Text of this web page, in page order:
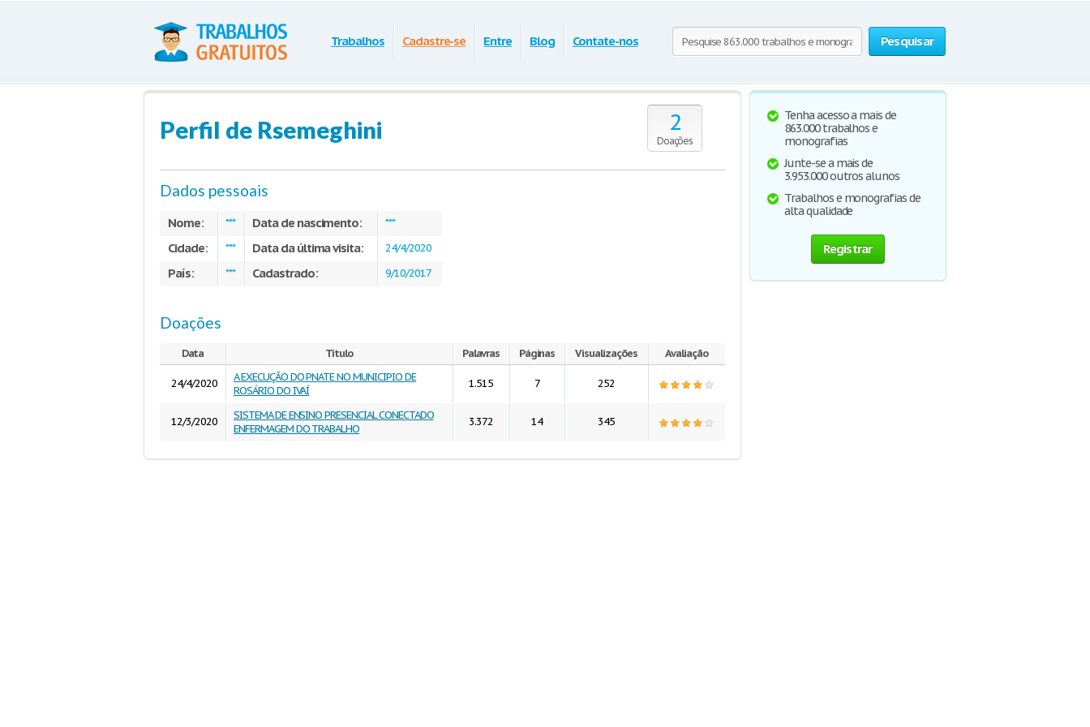
Pesquisar
Trabalhos Cadastre-se Entre Blog Contate-nos
2
Doações
Perfil de Rsemeghini
Dados pessoais
Nome: *** Data de nascimento: ***
Cidade: *** Data da última visita: 24/4/2020
País: *** Cadastrado: 9/10/2017
Doações
Data Título Palavras Páginas Visualizações Avaliação
24/4/2020
A EXECUÇÃO DO PNATE NO MUNICIPIO DE
ROSÁRIO DO IVAÍ
1.515 7 252
12/3/2020
SISTEMA DE ENSINO PRESENCIAL CONECTADO
ENFERMAGEM DO TRABALHO
3.372 14 345
Tenha acesso a mais de
863.000 trabalhos e
monografias
Junte-se a mais de
3.953.000 outros alunos
Trabalhos e monografias de
alta qualidade
Registrar